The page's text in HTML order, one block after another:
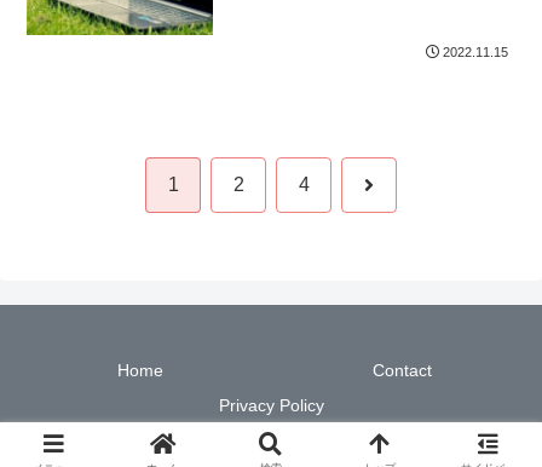
2022.11.15
1 2 4 次
Home
Contact
Privacy Policy
© 2022 現場で使える！PowerShell実践ガイド.